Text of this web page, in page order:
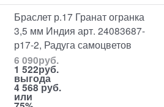
Браслет р.17 Гранат огранка
3,5 мм Индия арт. 24083687-
р17-2, Радуга самоцветов
6 090руб.
1 522руб.
выгода
4 568 руб.
или